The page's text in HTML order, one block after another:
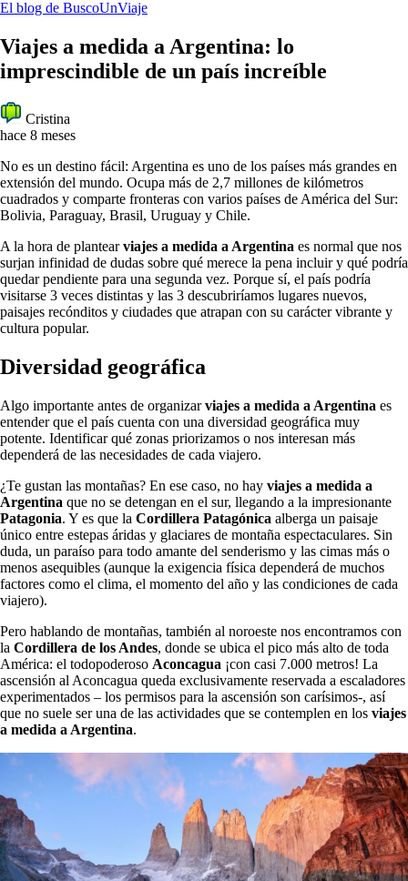
El blog de BuscoUnViaje
Viajes a medida a Argentina: lo
imprescindible de un país increíble
Cristina
hace 8 meses
No es un destino fácil: Argentina es uno de los países más grandes en
extensión del mundo. Ocupa más de 2,7 millones de kilómetros
cuadrados y comparte fronteras con varios países de América del Sur:
Bolivia, Paraguay, Brasil, Uruguay y Chile.
A la hora de plantearviajes a medida a Argentina es normal que nos
surjan infinidad de dudas sobre qué merece la pena incluir y qué podría
quedar pendiente para una segunda vez. Porque sí, el país podría
visitarse 3 veces distintas y las 3 descubriríamos lugares nuevos,
paisajes recónditos y ciudades que atrapan con su carácter vibrante y
cultura popular.
Diversidad geográfica
Algo importante antes de organizarviajes a medida a Argentina es
entender que el país cuenta con una diversidad geográfica muy
potente. Identificar qué zonas priorizamos o nos interesan más
dependerá de las necesidades de cada viajero.
¿Te gustan las montañas? En ese caso, no hay viajes a medida a
Argentina que no se detengan en el sur, llegando a la impresionante
Patagonia. Y es que la Cordillera Patagónica alberga un paisaje
único entre estepas áridas y glaciares de montaña espectaculares. Sin
duda, un paraíso para todo amante del senderismo y las cimas más o
menos asequibles (aunque la exigencia física dependerá de muchos
factores como el clima, el momento del año y las condiciones de cada
viajero).
Pero hablando de montañas, también al noroeste nos encontramos con
la Cordillera de los Andes, donde se ubica el pico más alto de toda
América: el todopoderoso Aconcagua ¡con casi 7.000 metros! La
ascensión al Aconcagua queda exclusivamente reservada a escaladores
experimentados – los permisos para la ascensión son carísimos-, así
que no suele ser una de las actividades que se contemplen en los viajes
a medida a Argentina.